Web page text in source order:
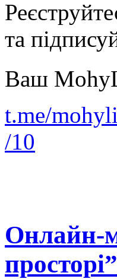
та
Ваш
t.me/
/10
Онлайн-
просторі”